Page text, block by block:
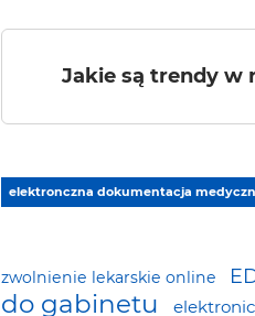
Jakie są trendy w
elektronczna dokumentacja
zwolnienie lekarskie online
do gabinetu